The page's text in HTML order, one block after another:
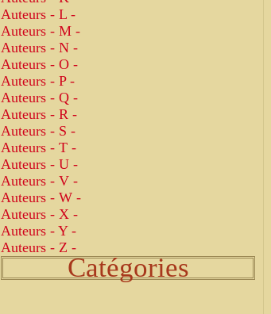
Auteurs - L -
Auteurs - M -
Auteurs - N -
Auteurs - O -
Auteurs - P -
Auteurs - Q -
Auteurs - R -
Auteurs - S -
Auteurs - T -
Auteurs - U -
Auteurs - V -
Auteurs - W -
Auteurs - X -
Auteurs - Y -
Auteurs - Z -
Catégories